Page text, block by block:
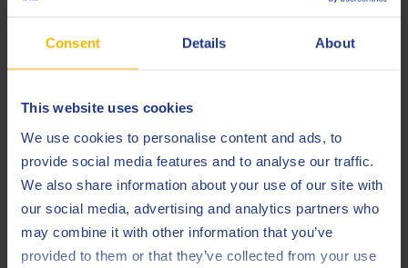
Consent Details About
This website uses cookies
We use cookies to personalise content and ads, to
provide social media features and to analyse our traffic.
We also share information about your use of our site with
our social media, advertising and analytics partners who
may combine it with other information that you’ve
provided to them or that they’ve collected from your use
(DPF) und eine selektive katalytische Reduktion (SCR) mit
AdBlue-Einspritzung.
Dieselpartikelfilterwurden zur Reduzierung der
Feinstaubbelastung eingeführt, die in der Euro IV gefordert
wird. Diese Filter entfernen Dieselpartikel oder Ruß aus den
Abgasen von Dieselmotoren. Alle neuen Lkw sind mit
Dieselpartikelfiltern (DPF) ausgestattet, um diese Normen zu
erfüllen.